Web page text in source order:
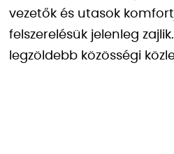
vezetők és utasok
felszerelésük jelenleg
legzöldebb közösségi